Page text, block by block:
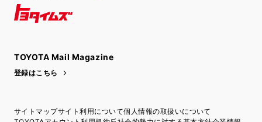
TOYOTA Mail Magazine
登録はこちら
サイトマップサイト利用について個人情報の取扱いについて